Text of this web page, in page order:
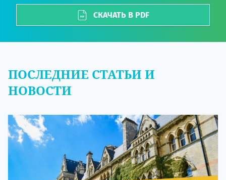
СКАЧАТЬ В PDF
ПОСЛЕДНИЕ СТАТЬИ И
НОВОСТИ